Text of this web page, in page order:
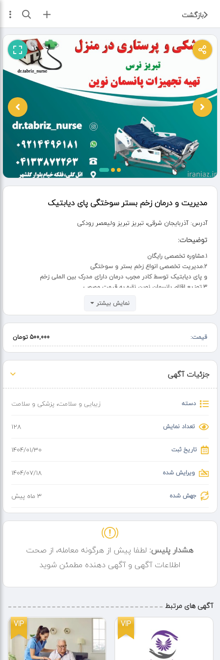
بازگشت ثبت آگهی
مدیریت و درمان زخم بستر سوختگی پای دیابتیک
آدرس: آذربایجان شرقی، تبریز تبریز ولیعصر رودکی
توضیحات:
۱.مشاوره تخصصی رایگان
۲.مدیریت تخصصی انواع زخم بستر و سوختگی
و پای دیابتیک توسط کادر مجرب درمان دارای مدرک بین الملی زخم
۳.توزیع اقلام پانسمان نوین نقره به قیمت مصوب
سایش درازمدت بر یک یا چند نقطه از بدن، گفته می‌شود. خوابیدن
طولانی‌مدت در یک وضعیت ثابت، سائیدگی در صندلی یا بستر، استفاده از لگن
آسیب بزند.
نمایش بیشتر
قیمت: 500,000 تومان
جزئیات آگهی
دسته زیبایی و سلامت، پزشکی و سلامت
تعداد نمایش 128
تاریخ ثبت ۱۴۰۴/۰۱/۳۰
ویرایش شده ۱۴۰۴/۰۷/۱۸
جهش شده 3 ماه پیش
هشدار پلیس: لطفا پیش از هرگونه معامله، از صحت
اطلاعات آگهی و آگهی دهنده مطمئن شوید
آگهی های مرتبط
VIP
VIP